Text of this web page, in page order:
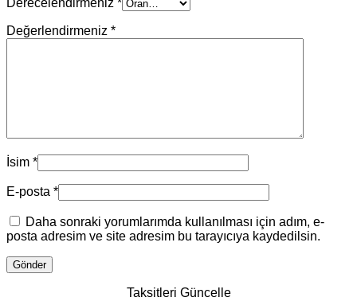
Derecelendirmeniz *
Değerlendirmeniz *
İsim *
E-posta *
Daha sonraki yorumlarımda kullanılması için adım, e-
posta adresim ve site adresim bu tarayıcıya kaydedilsin.
Taksitleri Güncelle